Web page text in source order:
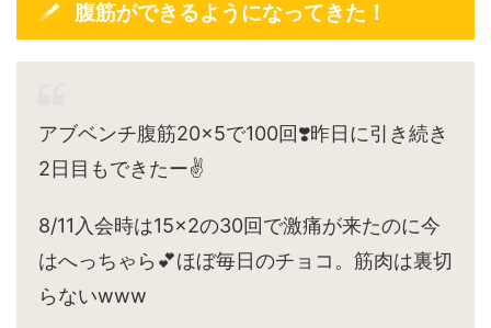
腹筋ができるようになってきた！
アブベンチ腹筋20×5で100回❣️昨日に引き続き
2日目もできたー✌️
8/11入会時は15×2の30回で激痛が来たのに今
はへっちゃら💕ほぼ毎日のチョコ。筋肉は裏切
らないwww